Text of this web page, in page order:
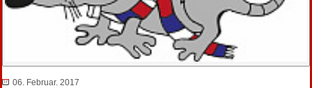
06. Februar. 2017